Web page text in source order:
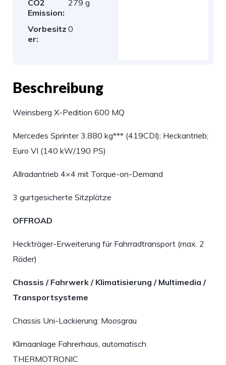
CO2
Emission:
279 g
Vorbesitz
er:
0
Beschreibung
Weinsberg X-Pedition 600 MQ
Mercedes Sprinter 3.880 kg*** (419CDI); Heckantrieb;
Euro VI (140 kW/190 PS)
Allradantrieb 4×4 mit Torque-on-Demand
3 gurtgesicherte Sitzplätze
OFFROAD
Heckträger-Erweiterung für Fahrradtransport (max. 2
Räder)
Chassis / Fahrwerk / Klimatisierung / Multimedia /
Transportsysteme
Chassis Uni-Lackierung: Moosgrau
Klimaanlage Fahrerhaus, automatisch
THERMOTRONIC